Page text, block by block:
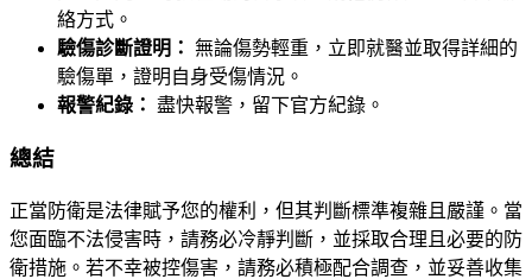
絡方式。
驗傷診斷證明： 無論傷勢輕重，立即就醫並取得詳細的
驗傷單，證明自身受傷情況。
報警紀錄： 盡快報警，留下官方紀錄。
總結
正當防衛是法律賦予您的權利，但其判斷標準複雜且嚴謹。當
您面臨不法侵害時，請務必冷靜判斷，並採取合理且必要的防
衛措施。若不幸被控傷害，請務必積極配合調查，並妥善收集